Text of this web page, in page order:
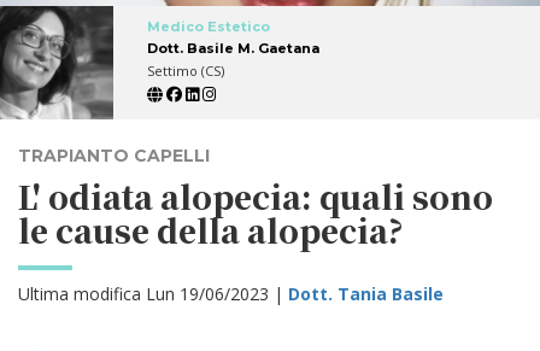
Medico Estetico
Dott. Basile M. Gaetana
Settimo (CS)
TRAPIANTO CAPELLI
L' odiata alopecia: quali sono
le cause della alopecia?
Ultima modifica Lun 19/06/2023 | Dott. Tania Basile